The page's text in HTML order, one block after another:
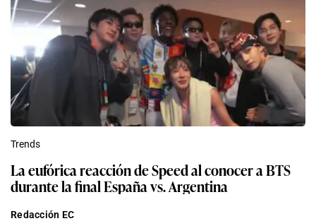
Trends
La eufórica reacción de Speed al conocer a BTS
durante la final España vs. Argentina
Redacción EC